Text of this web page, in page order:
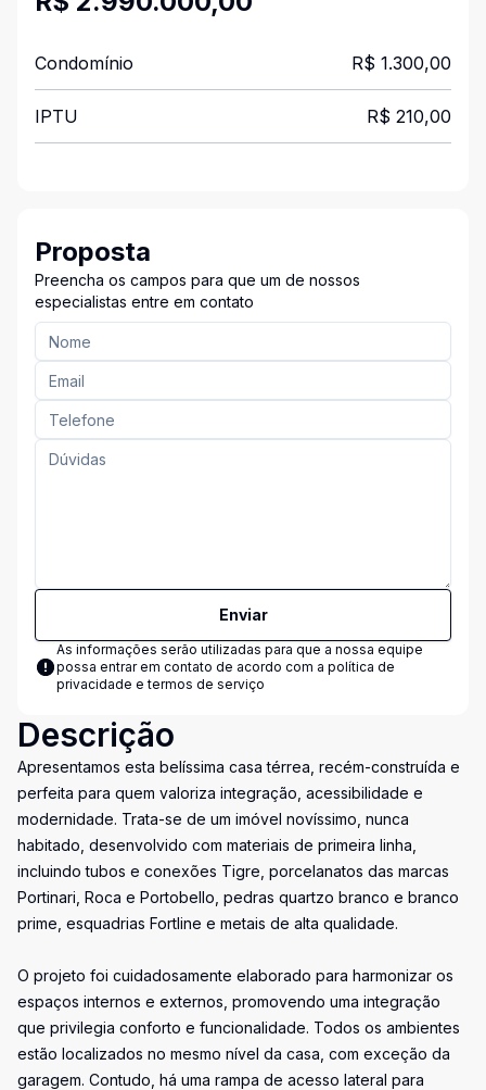
Condomínio R$ 1.300,00
IPTU R$ 210,00
Proposta
Preencha os campos para que um de nossos
especialistas entre em contato
Enviar
As informações serão utilizadas para que a nossa equipe
possa entrar em contato de acordo com a política de
privacidade e termos de serviço
Descrição
Apresentamos esta belíssima casa térrea, recém-construída e
perfeita para quem valoriza integração, acessibilidade e
modernidade. Trata-se de um imóvel novíssimo, nunca
habitado, desenvolvido com materiais de primeira linha,
incluindo tubos e conexões Tigre, porcelanatos das marcas
Portinari, Roca e Portobello, pedras quartzo branco e branco
prime, esquadrias Fortline e metais de alta qualidade.
O projeto foi cuidadosamente elaborado para harmonizar os
espaços internos e externos, promovendo uma integração
que privilegia conforto e funcionalidade. Todos os ambientes
estão localizados no mesmo nível da casa, com exceção da
garagem. Contudo, há uma rampa de acesso lateral para